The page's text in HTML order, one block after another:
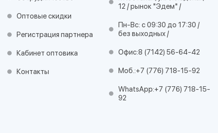
Оптовые скидки
Регистрация партнера
Кабинет оптовика
Контакты
12 / рынок "Эдем" /
Пн-Вс: с 09:30 до 17:30 /
без выходных /
Офис:8 (7142) 56-64-42
Моб.:+7 (776) 718-15-92
WhatsApp:+7 (776) 718-15-
92